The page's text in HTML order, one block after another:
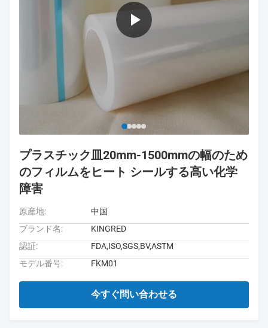
プラスチック皿20mm-1500mmの幅のため
のフィルムをヒート シールする高い化学
障害
原産地:
中国
ブランド名:
KINGRED
認証:
FDA,ISO,SGS,BV,ASTM
モデル番号:
FKM01
今すぐ問い合わせる